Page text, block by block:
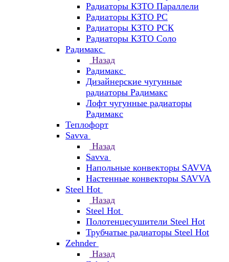
Радиаторы КЗТО Параллели
Радиаторы КЗТО РС
Радиаторы КЗТО РСК
Радиаторы КЗТО Соло
Радимакс
Назад
Радимакс
Дизайнерские чугунные
радиаторы Радимакс
Лофт чугунные радиаторы
Радимакс
Теплофорт
Savva
Назад
Savva
Напольные конвекторы SAVVA
Настенные конвекторы SAVVA
Steel Hot
Назад
Steel Hot
Полотенцесушители Steel Hot
Трубчатые радиаторы Steel Hot
Zehnder
Назад